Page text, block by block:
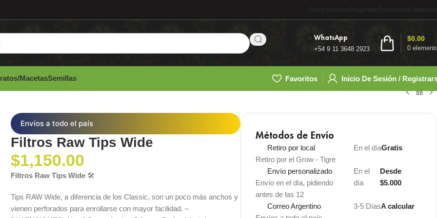
Sobre Nosotros Preguntas Frecuentes
WhatsApp
+54 9 11 3648 2923 0
$0.00
MacetasSemillas Favoritos
Inicio De Sesión /
Envíos a todo el país
Filtros Raw Tips Wide
$1,150.00
Filtros Raw Tips Wide 🛠️
Tips RAW Wide, a diferencia de los Classic, son un poco más anchos y
vienen perforados para enrollarse con mayor facilidad. –
Métodos de Envío
Retiro por local
Retiro por el Grow - Tigre
En el díaGratis
Envío personalizado
Envío en el día, pidiendo
antes de las 12
En el
día
Desde
$5.000
Correo Argentino
3-5 DíasA calcular